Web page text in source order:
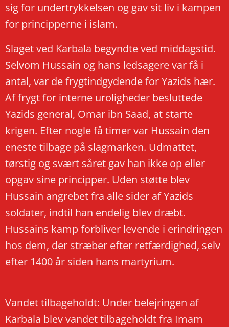
sig for undertrykkelsen og gav sit liv i kampen
for principperne i islam.
​Slaget ved Karbala begyndte ved middagstid.
Selvom Hussain og hans ledsagere var få i
antal, var de frygtindgydende for Yazids hær.
Af frygt for interne uroligheder besluttede
Yazids general, Omar ibn Saad, at starte
krigen. Efter nogle få timer var Hussain den
eneste tilbage på slagmarken. Udmattet,
tørstig og svært såret gav han ikke op eller
opgav sine principper. Uden støtte blev
Hussain angrebet fra alle sider af Yazids
soldater, indtil han endelig blev dræbt.
Hussains kamp forbliver levende i erindringen
hos dem, der stræber efter retfærdighed, selv
efter 1400 år siden hans martyrium.
Vandet tilbageholdt: Under belejringen af
Karbala blev vandet tilbageholdt fra Imam